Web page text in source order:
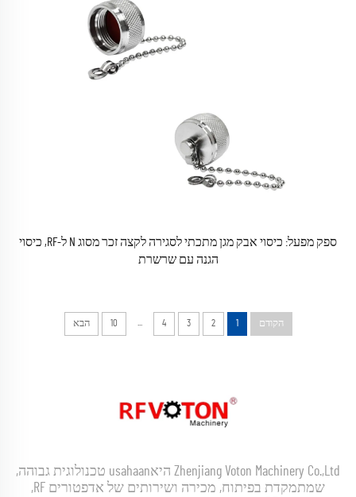
ספק מפעל: כיסוי אבק מגן מתכתי לסגירה לקצה זכר מסוג N ל-RF, כיסוי
הגנה עם שרשרת
הקודם 1
2
3
4
...
10 הבא
Zhenjiang Voton Machinery Co.,Ltd היאusahaan טכנולוגית גבוהה,
שמתמקדת בפיתוח, מכירה ושירותים של אדפטורים RF,